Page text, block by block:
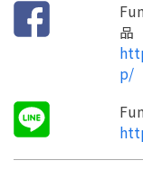
品
p/
嗨~
只
返
加
返
您
查看
想
點擊「